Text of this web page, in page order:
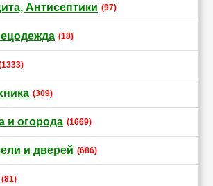
Антисептики (97)
(18)
(309)
и огорода (1669)
и дверей (686)
(81)